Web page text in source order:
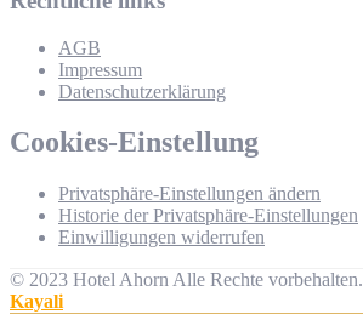
AGB
Impressum
Datenschutzerklärung
Cookies-Einstellung
Privatsphäre-Einstellungen ändern
Historie der Privatsphäre-Einstellungen
Einwilligungen widerrufen
© 2023 Hotel Ahorn Alle Rechte vorbehalten.
Kayali